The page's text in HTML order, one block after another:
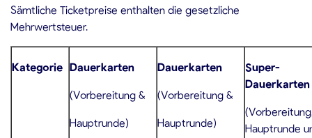
Sämtliche Ticketpreise enthalten die gesetzliche
Mehrwertsteuer.
Kategorie Dauerkarten
(Vorbereitung &
Hauptrunde)
Dauerkarten
(Vorbereitung &
Hauptrunde)
Super-
Dauerkarten
Hauptrunde